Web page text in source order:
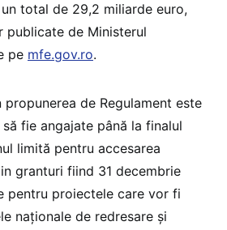
total de 29,2 miliarde euro,
de Ministerul
pe mfe.gov.ro.
de Regulament este
fie angajate până la finalul
limită pentru accesarea
granturi fiind 31 decembrie
pentru proiectele care vor fi
naționale de redresare și